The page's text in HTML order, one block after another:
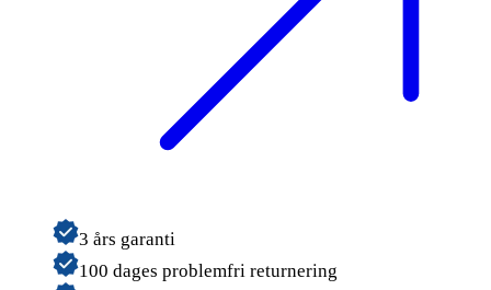
3 års garanti
100 dages problemfri returnering